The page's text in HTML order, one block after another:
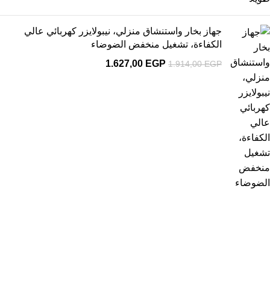
جهاز بخار واستنشاق منزلي، نيبولايزر كهربائي عالي
الكفاءة، تشغيل منخفض الضوضاء
1.914,00EGP
1.627,00 EGP